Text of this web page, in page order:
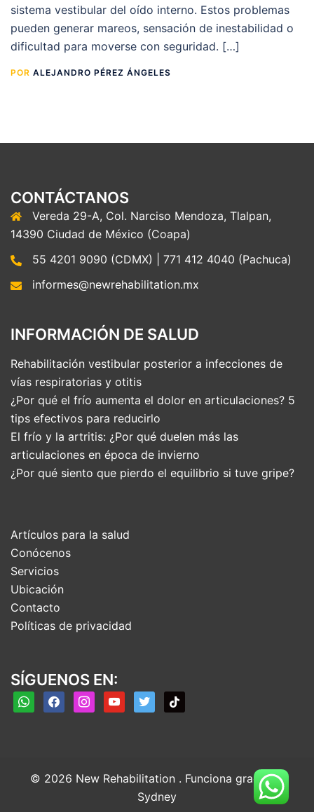
sistema vestibular del oído interno. Estos problemas
pueden generar mareos, sensación de inestabilidad o
dificultad para moverse con seguridad. […]
POR ALEJANDRO PÉREZ ÁNGELES
CONTÁCTANOS
Vereda 29-A, Col. Narciso Mendoza, Tlalpan,
14390 Ciudad de México (Coapa)
55 4201 9090 (CDMX) | 771 412 4040 (Pachuca)
informes@newrehabilitation.mx
INFORMACIÓN DE SALUD
Rehabilitación vestibular posterior a infecciones de
vías respiratorias y otitis
¿Por qué el frío aumenta el dolor en articulaciones? 5
tips efectivos para reducirlo
El frío y la artritis: ¿Por qué duelen más las
articulaciones en época de invierno
¿Por qué siento que pierdo el equilibrio si tuve gripe?
Artículos para la salud
Conócenos
Servicios
Ubicación
Contacto
Políticas de privacidad
SÍGUENOS EN:
whatsappfacebookinstagramyoutubetwitter tiktok
© 2026 New Rehabilitation . Funciona gracias a
Sydney